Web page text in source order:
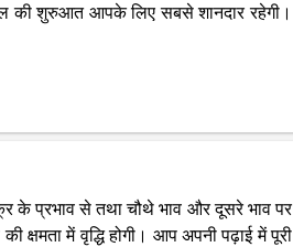
की शुरुआत आपके लिए सबसे शानदार रहेगी।
के प्रभाव से तथा चौथे भाव और दूसरे भाव पर
में वृद्धि होगी। आप अपनी पढ़ाई में पूरी